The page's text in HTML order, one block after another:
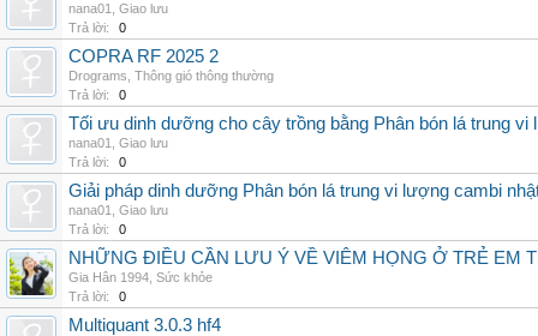
nana01
Giao lưu
Trả lời:
0
COPRA RF 2025 2
Drograms Thông gió thông thường
Trả lời:
0
Tối ưu dinh dưỡng cho cây trồng bằng Phân bón lá trung vi
nana01
Giao lưu
Trả lời:
0
Giải pháp dinh dưỡng Phân bón lá trung vi lượng cambi
nana01
Giao lưu
Trả lời:
0
NHỮNG ĐIỀU CẦN LƯU Ý VỀ VIÊM HỌNG Ở TRẺ EM
Gia Hân 1994 Sức khỏe
Trả lời:
0
Multiquant 3.0.3 hf4